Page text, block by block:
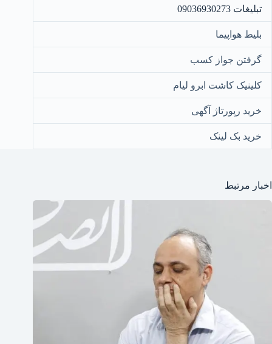
تبلیغات 09036930273
بلیط هواپیما
گرفتن جواز کسب
کلینیک کاشت ابرو لیام
خرید رپورتاژ آگهی
خرید بک لینک
اخبار مرتبط